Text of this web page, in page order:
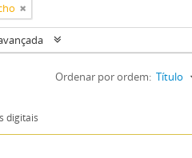
Ordenar por ordem: Título
digitais